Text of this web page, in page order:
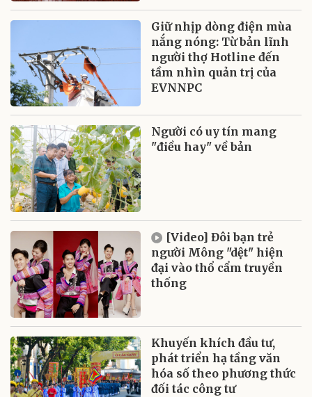
Giữ nhịp dòng điện mùa
nắng nóng: Từ bản lĩnh
người thợ Hotline đến
tầm nhìn quản trị của
EVNNPC
Người có uy tín mang
"điều hay" về bản
[Video] Đôi bạn trẻ
người Mông "dệt" hiện
đại vào thổ cẩm truyền
thống
Khuyến khích đầu tư,
phát triển hạ tầng văn
hóa số theo phương thức
đối tác công tư